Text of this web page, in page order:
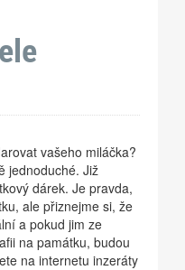
vašeho miláčka?
jednoduché. Již
dárek. Je pravda,
ale přiznejme si, že
a pokud jim ze
na památku, budou
na internetu inzeráty